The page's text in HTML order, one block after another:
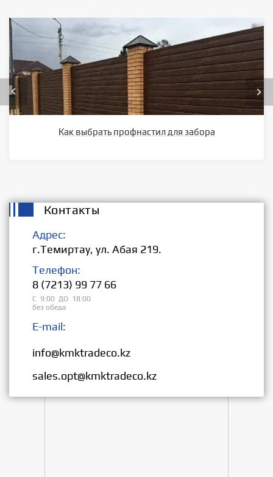
Как выбрать профнастил для забора
Контакты
Адрес:
г.Темиртау, ул. Абая 219.
Телефон:
8 (7213) 99 77 66
С 9:00 ДО 18:00
без обеда
E-mail:
info@kmktradeco.kz
sales.opt@kmktradeco.kz